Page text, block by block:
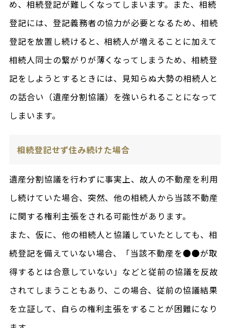
め、相続登記が難しくなってしまいます。また、相続
登記には、登記義務者の協力が必要となるため、相続
登記を放置し続けると、相続人が増えることに加えて
相続人同士の繋がりが薄くなってしまうため、相続登
記をしようとするときには、見知らぬ大勢の相続人と
の話合い（遺産分割協議）を強いられることになって
しまいます。
相続登記せず住み続けた場合
遺産分割協議を行わずに事実上、故人の不動産を利用
し続けていた場合、突然、他の相続人から当該不動産
に関する権利主張をされる可能性があります。
また、仮に、他の相続人と協議していたとしても、相
続登記を備えていない場合、「当該不動産を●●が取
得するとは合意していない」などと従前の協議を反故
されてしまうこともあり、この場合、従前の協議結果
を立証して、自らの権利主張をすることが困難になり